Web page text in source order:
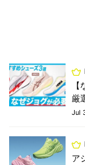
厳
Jul
ア